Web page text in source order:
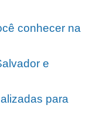
conhecer na
e
para